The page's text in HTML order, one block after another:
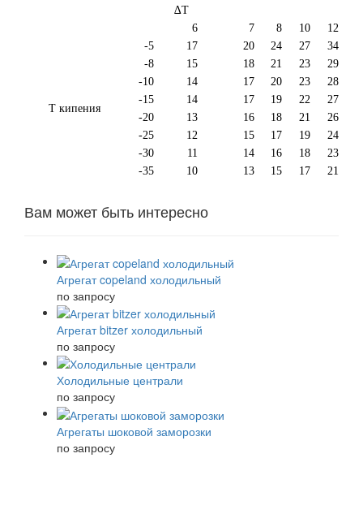
∆T
6
7 8 10 12
Т кипения
-5 17 20 24 27
34
-8
15 18 21 23
29
-10
14 17 20 23
28
-15
14 17 19 22
27
-20
13 16 18 21
26
-25
12 15 17 19
24
-30
11 14 16 18
23
-35
10 13 15 17 21
Вам может быть интересно
Агрегат copeland холодильный
по запросу
Агрегат bitzer холодильный
по запросу
Холодильные централи
по запросу
Агрегаты шоковой заморозки
по запросу